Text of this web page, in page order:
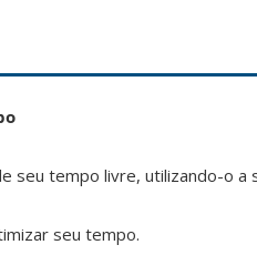
seu tempo livre, utilizando-o a
seu tempo.